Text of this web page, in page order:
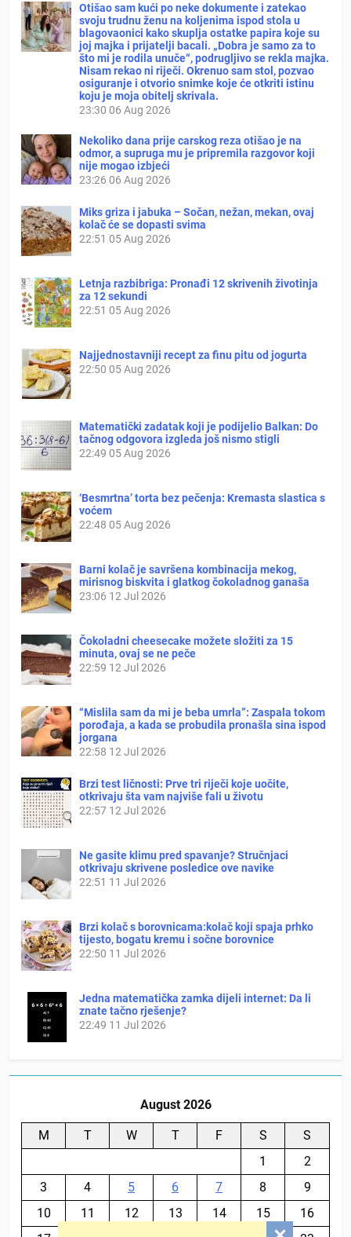
Otišao sam kući po neke dokumente i zatekao
svoju trudnu ženu na koljenima ispod stola u
blagovaonici kako skuplja ostatke papira koje su
joj majka i prijatelji bacali. „Dobra je samo za to
što mi je rodila unuče“, podrugljivo se rekla majka.
Nisam rekao ni riječi. Okrenuo sam stol, pozvao
osiguranje i otvorio snimke koje će otkriti istinu
koju je moja obitelj skrivala.
23:30 06 Aug 2026
Nekoliko dana prije carskog reza otišao je na
odmor, a supruga mu je pripremila razgovor koji
nije mogao izbjeći
23:26 06 Aug 2026
Miks griza i jabuka – Sočan, nežan, mekan, ovaj
kolač će se dopasti svima
22:51 05 Aug 2026
Letnja razbibriga: Pronađi 12 skrivenih životinja
za 12 sekundi
22:51 05 Aug 2026
Najjednostavniji recept za finu pitu od jogurta
22:50 05 Aug 2026
Matematički zadatak koji je podijelio Balkan: Do
tačnog odgovora izgleda još nismo stigli
22:49 05 Aug 2026
‘Besmrtna’ torta bez pečenja: Kremasta slastica s
voćem
22:48 05 Aug 2026
Barni kolač je savršena kombinacija mekog,
mirisnog biskvita i glatkog čokoladnog ganaša
23:06 12 Jul 2026
Čokoladni cheesecake možete složiti za 15
minuta, ovaj se ne peče
22:59 12 Jul 2026
“Mislila sam da mi je beba umrla”: Zaspala tokom
porođaja, a kada se probudila pronašla sina ispod
jorgana
22:58 12 Jul 2026
Brzi test ličnosti: Prve tri riječi koje uočite,
otkrivaju šta vam najviše fali u životu
22:57 12 Jul 2026
Ne gasite klimu pred spavanje? Stručnjaci
otkrivaju skrivene posledice ove navike
22:51 11 Jul 2026
Brzi kolač s borovnicama:kolač koji spaja prhko
tijesto, bogatu kremu i sočne borovnice
22:50 11 Jul 2026
Jedna matematička zamka dijeli internet: Da li
znate tačno rješenje?
22:49 11 Jul 2026
August 2026
M T W T F S
S
1
2
3
4 5 6 7 8
9
10
11 12 13 14 15
16